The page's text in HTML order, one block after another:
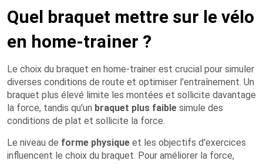
Quel braquet mettre sur le vélo
en home-trainer ?
Le choix du braquet en home-trainer est crucial pour simuler
diverses conditions de route et optimiser l'entraînement. Un
braquet plus élevé limite les montées et sollicite davantage
la force, tandis qu'un braquet plus faible simule des
conditions de plat et sollicite la force.
Le niveau de forme physique et les objectifs d'exercices
influencent le choix du braquet. Pour améliorer la force,